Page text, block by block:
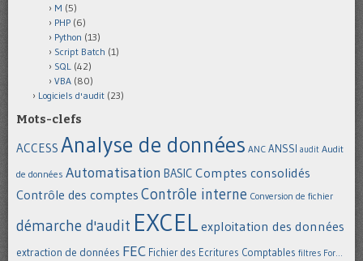
M (5)
PHP (6)
Python (13)
Script Batch (1)
SQL (42)
VBA (80)
Logiciels d'audit (23)
Mots-clefs
ACCESS Analyse de données ANC ANSSI audit Audit
de données Automatisation BASIC Comptes consolidés
Contrôle des comptes Contrôle interne Conversion de fichier
démarche d'audit EXCEL exploitation des données
extraction de données FEC Fichier des Ecritures Comptables filtres For...